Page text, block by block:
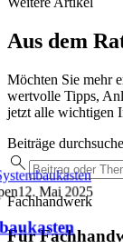
Aus dem
Möchten Sie mehr
wertvolle Tipps,
jetzt alle wichtigen
Beiträge
Fachhandwerk
Für
12. Mai 2025